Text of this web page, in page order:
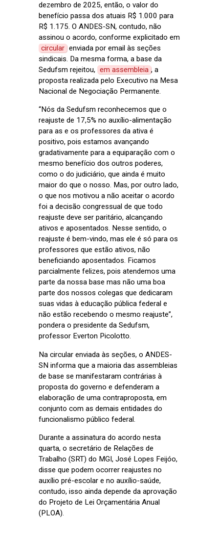
dezembro de 2025, então, o valor do
benefício passa dos atuais R$ 1.000 para
R$ 1.175. O ANDES-SN, contudo, não
assinou o acordo, conforme explicitado em
circular enviada por email às seções
sindicais. Da mesma forma, a base da
Sedufsm rejeitou, em assembleia , a
proposta realizada pelo Executivo na Mesa
Nacional de Negociação Permanente.
“Nós da Sedufsm reconhecemos que o
reajuste de 17,5% no auxílio-alimentação
para as e os professores da ativa é
positivo, pois estamos avançando
gradativamente para a equiparação com o
mesmo benefício dos outros poderes,
como o do judiciário, que ainda é muito
maior do que o nosso. Mas, por outro lado,
o que nos motivou a não aceitar o acordo
foi a decisão congressual de que todo
reajuste deve ser paritário, alcançando
ativos e aposentados. Nesse sentido, o
reajuste é bem-vindo, mas ele é só para os
professores que estão ativos, não
beneficiando aposentados. Ficamos
parcialmente felizes, pois atendemos uma
parte da nossa base mas não uma boa
parte dos nossos colegas que dedicaram
suas vidas à educação pública federal e
não estão recebendo o mesmo reajuste”,
pondera o presidente da Sedufsm,
professor Everton Picolotto.
Na circular enviada às seções, o ANDES-
SN informa que a maioria das assembleias
de base se manifestaram contrárias à
proposta do governo e defenderam a
elaboração de uma contraproposta, em
conjunto com as demais entidades do
funcionalismo público federal.
Durante a assinatura do acordo nesta
quarta, o secretário de Relações de
Trabalho (SRT) do MGI, José Lopes Feijóo,
disse que podem ocorrer reajustes no
auxílio pré-escolar e no auxílio-saúde,
contudo, isso ainda depende da aprovação
do Projeto de Lei Orçamentária Anual
(PLOA).